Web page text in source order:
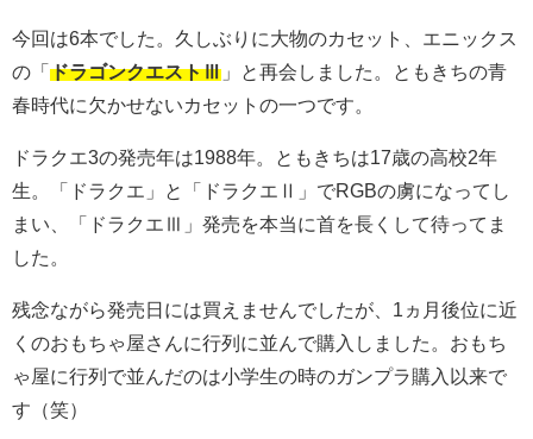
今回は6本でした。久しぶりに大物のカセット、エニックス
の「 ドラゴンクエストⅢ 」と再会しました。ともきちの青
春時代に欠かせないカセットの一つです。
ドラクエ3の発売年は1988年。ともきちは17歳の高校2年
生。「ドラクエ」と「ドラクエⅡ」でRGBの虜になってし
まい、「ドラクエⅢ」発売を本当に首を長くして待ってま
した。
残念ながら発売日には買えませんでしたが、1ヵ月後位に近
くのおもちゃ屋さんに行列に並んで購入しました。おもち
ゃ屋に行列で並んだのは小学生の時のガンプラ購入以来で
す（笑）